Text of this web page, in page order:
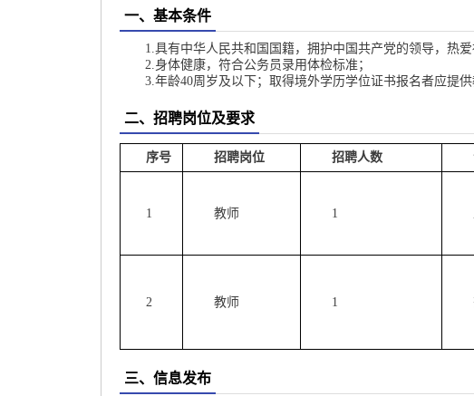
一、基本条件
1.具有中华人民共和国国籍，拥护中国共产党的领导，热
2.身体健康，符合公务员录用体检标准；
3.年龄40周岁及以下；取得境外学历学位证书报名者应提
二、招聘岗位及要求
序号 招聘岗位 招聘人数
1 教师 1
2 教师 1
三、信息发布